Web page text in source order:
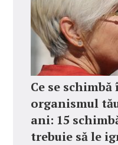
Ce se schimbă
organismul
ani: 15
trebuie să le